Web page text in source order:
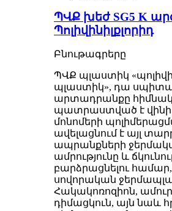
ՊՎՔ խեժ SG5 K
Պոլիվինիլքլորիդ
Բնութագրերը
ՊՎՔ պլաստիկ
պլաստիկ», դա
արտադրանքը
պատրաստված է
մոնոմերի
ավելացնում է այլ
ապրանքների
ամրությունը և
բարձրացնելու
սովորական
Հակակոռոզիոն,
դիմացկուն, այն նաև